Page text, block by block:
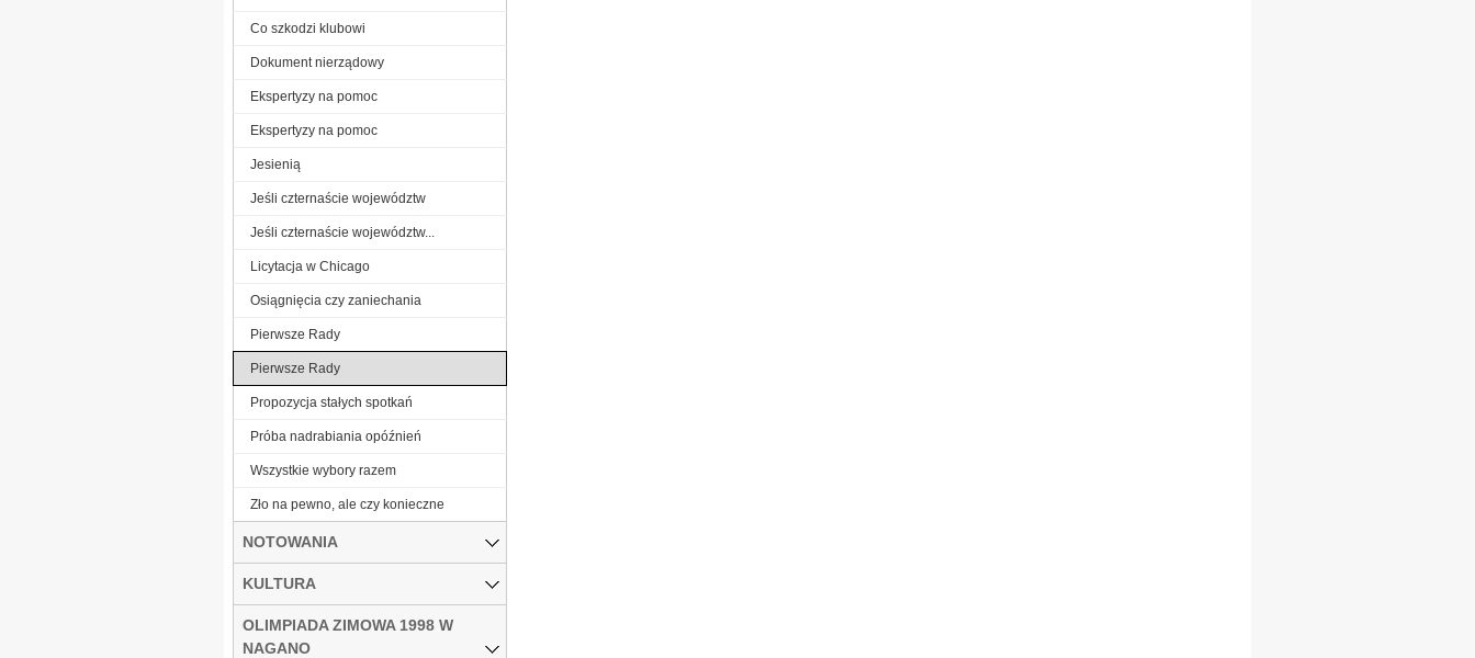
Co szkodzi klubowi
Dokument nierządowy
Ekspertyzy na pomoc
Ekspertyzy na pomoc
Jesienią
Jeśli czternaście województw
Jeśli czternaście województw...
Licytacja w Chicago
Osiągnięcia czy zaniechania
Pierwsze Rady
Pierwsze Rady
Propozycja stałych spotkań
Próba nadrabiania opóźnień
Wszystkie wybory razem
Zło na pewno, ale czy konieczne
NOTOWANIA
KULTURA
OLIMPIADA ZIMOWA 1998 W
NAGANO